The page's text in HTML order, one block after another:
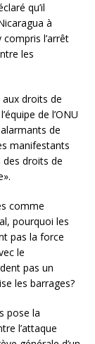
qu’il
à
l’arrêt
les
droits de
de l’ONU
de
manifestants
droits de
comme
pourquoi les
pas la force
le
pas un
les barrages?
pose la
l’attaque